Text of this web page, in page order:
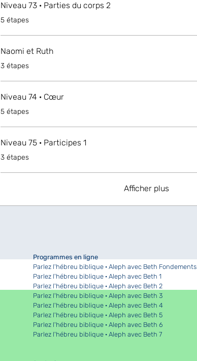
Niveau 73 · Parties du corps 2
.
5 étapes
Naomi et Ruth
.
3 étapes
Niveau 74 · Cœur
.
5 étapes
Niveau 75 · Participes 1
.
3 étapes
Afficher plus
Programmes en ligne
Parlez l'hébreu biblique · Aleph avec Beth Fondements
Parlez l'hébreu biblique · Aleph avec Beth 1
Parlez l'hébreu biblique · Aleph avec Beth 2
Parlez l'hébreu biblique · Aleph avec Beth 3
Parlez l'hébreu biblique · Aleph avec Beth 4
Parlez l'hébreu biblique · Aleph avec Beth 5
Parlez l'hébreu biblique · Aleph avec Beth 6
Parlez l'hébreu biblique · Aleph avec Beth 7